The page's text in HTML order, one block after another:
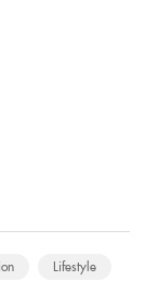
Lifestyle